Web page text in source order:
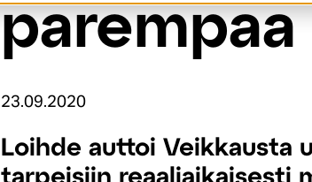
23.09.2020
Loihde auttoi Veikkausta